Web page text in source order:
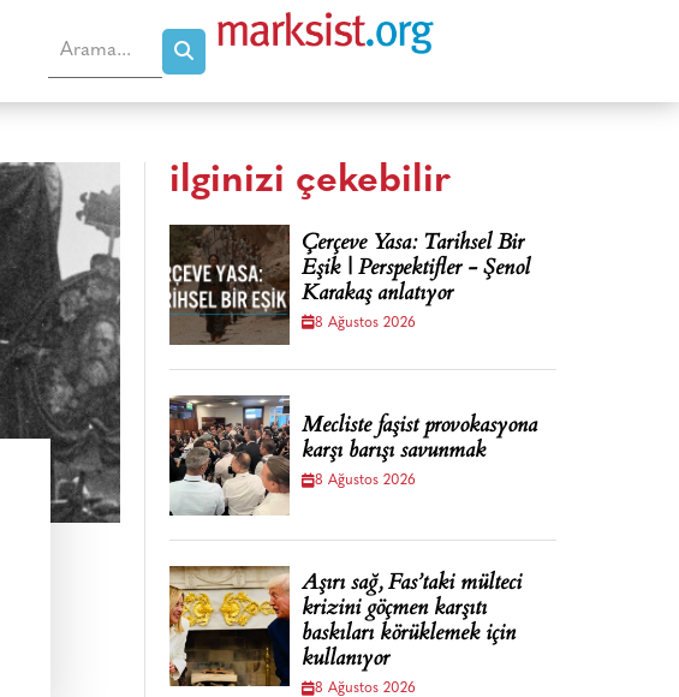
ilginizi çekebilir
Çerçeve Yasa: Tarihsel Bir
Eşik | Perspektifler - Şenol
Karakaş anlatıyor
8 Ağustos 2026
Mecliste faşist provokasyona
karşı barışı savunmak
8 Ağustos 2026
Aşırı sağ, Fas’taki mülteci
krizini göçmen karşıtı
baskıları körüklemek için
kullanıyor
8 Ağustos 2026